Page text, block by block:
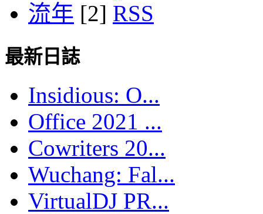
流年 [2]
最新日誌
Insidious: O...
Office 2021 ...
Cowriters 20...
Wuchang: Fal...
VirtualDJ PR...